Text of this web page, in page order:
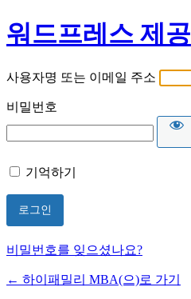
워드프레스 제공
사용자명 또는 이메일 주소
비밀번호
기억하기
비밀번호를 잊으셨나요?
← 하이패밀리 MBA(으)로 가기